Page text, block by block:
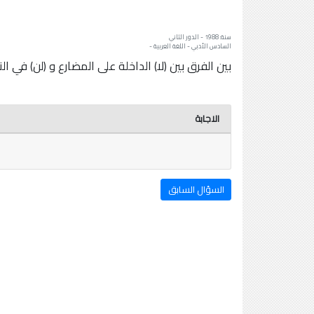
سنة: 1988 - الدور الثاني
السادس الأدبي - اللغة العربية -
بين الفرق بين (لا) الداخلة على المضارع و (لن) في
الاجابة
السؤال السابق